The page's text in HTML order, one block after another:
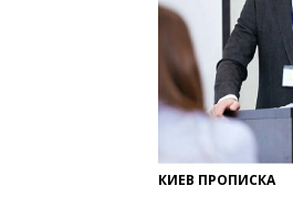
КИЕВ ПРОПИСКА